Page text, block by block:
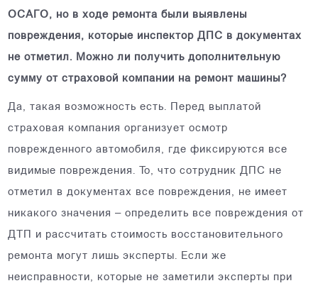
ОСАГО, но в ходе ремонта были выявлены
повреждения, которые инспектор ДПС в документах
не отметил. Можно ли получить дополнительную
сумму от страховой компании на ремонт машины?
Да, такая возможность есть. Перед выплатой
страховая компания организует осмотр
поврежденного автомобиля, где фиксируются все
видимые повреждения. То, что сотрудник ДПС не
отметил в документах все повреждения, не имеет
никакого значения – определить все повреждения от
ДТП и рассчитать стоимость восстановительного
ремонта могут лишь эксперты. Если же
неисправности, которые не заметили эксперты при